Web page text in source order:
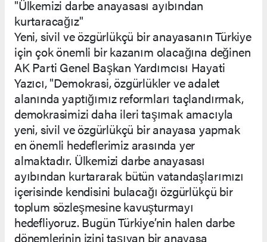
"Ülkemizi darbe anayasası ayıbından
kurtaracağız"
Yeni, sivil ve özgürlükçü bir anayasanın Türkiye
için çok önemli bir kazanım olacağına değinen
AK Parti Genel Başkan Yardımcısı Hayati
Yazıcı, "Demokrasi, özgürlükler ve adalet
alanında yaptığımız reformları taçlandırmak,
demokrasimizi daha ileri taşımak amacıyla
yeni, sivil ve özgürlükçü bir anayasa yapmak
en önemli hedeflerimiz arasında yer
almaktadır. Ülkemizi darbe anayasası
ayıbından kurtararak bütün vatandaşlarımızı
içerisinde kendisini bulacağı özgürlükçü bir
toplum sözleşmesine kavuşturmayı
hedefliyoruz. Bugün Türkiye’nin halen darbe
dönemlerinin izini taşıyan bir anayasa